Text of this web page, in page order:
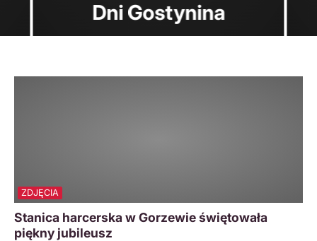
Płock–Gostynin
ZDJĘCIA
Stanica harcerska w Gorzewie świętowała
piękny jubileusz